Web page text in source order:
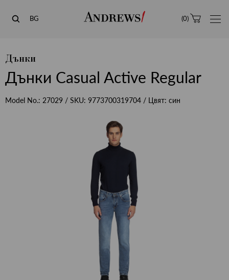
Andrews
BG (0)
Дънки
Дънки Casual Active Regular
Model No.: 27029 / SKU: 9773700319704 / Цвят: син